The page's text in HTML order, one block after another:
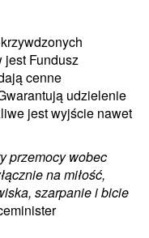
Fundusz
cenne
udzielenie
jest wyjście nawet
przemocy wobec
na miłość,
szarpanie i bicie